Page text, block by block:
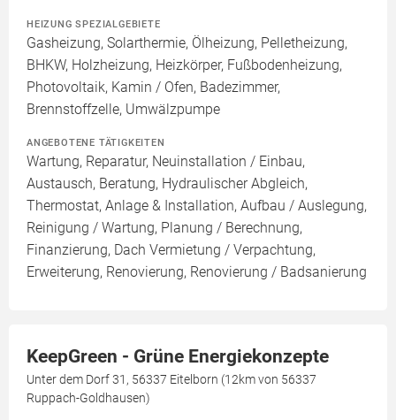
HEIZUNG SPEZIALGEBIETE
Gasheizung, Solarthermie, Ölheizung, Pelletheizung,
BHKW, Holzheizung, Heizkörper, Fußbodenheizung,
Photovoltaik, Kamin / Ofen, Badezimmer,
Brennstoffzelle, Umwälzpumpe
ANGEBOTENE TÄTIGKEITEN
Wartung, Reparatur, Neuinstallation / Einbau,
Austausch, Beratung, Hydraulischer Abgleich,
Thermostat, Anlage & Installation, Aufbau / Auslegung,
Reinigung / Wartung, Planung / Berechnung,
Finanzierung, Dach Vermietung / Verpachtung,
Erweiterung, Renovierung, Renovierung / Badsanierung
KeepGreen - Grüne Energiekonzepte
Unter dem Dorf 31, 56337 Eitelborn (12km von 56337
Ruppach-Goldhausen)